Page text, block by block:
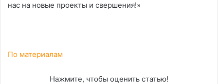
нас на новые проекты и свершения!»
По материалам
Нажмите, чтобы оценить статью!